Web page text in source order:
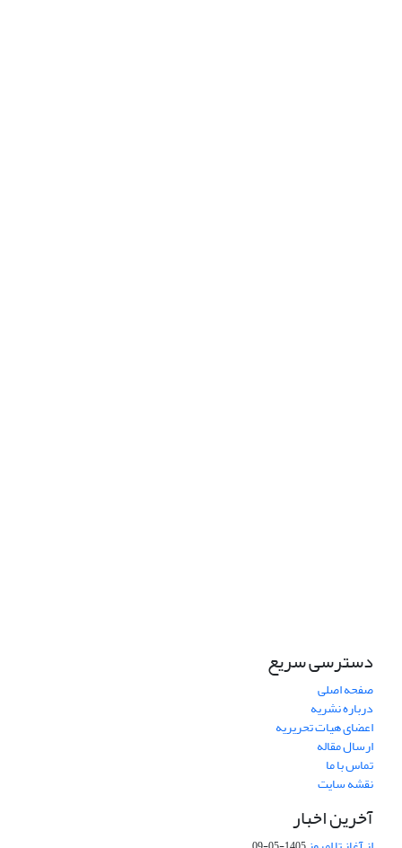
دسترسی سریع
صفحه اصلی
درباره نشریه
اعضای هیات تحریریه
ارسال مقاله
تماس با ما
نقشه سایت
آخرین اخبار